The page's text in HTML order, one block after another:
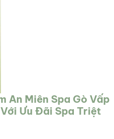
An Miên Spa Gò Vấp
Ưu Đãi Spa Triệt